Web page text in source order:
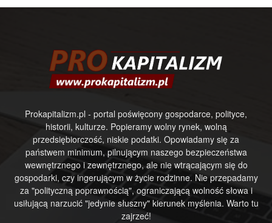
Prokapitalizm.pl - portal poświęcony gospodarce, polityce,
historii, kulturze. Popieramy wolny rynek, wolną
przedsiębiorczość, niskie podatki. Opowiadamy się za
państwem minimum, pilnującym naszego bezpieczeństwa
wewnętrznego i zewnętrznego, ale nie wtrącającym się do
gospodarki, czy ingerującym w życie rodzinne. Nie przepadamy
za "polityczną poprawnością", ograniczającą wolność słowa i
usiłującą narzucić "jedynie słuszny" kierunek myślenia. Warto tu
zajrzeć!